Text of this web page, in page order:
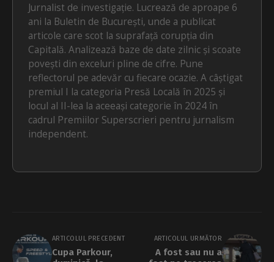
Jurnalist de investigație. Lucrează de aproape 6
ani la Buletin de București, unde a publicat
articole care scot la suprafață corupția din
Capitală. Analizează baze de date zilnic și scoate
povești din exceluri pline de cifre. Pune
reflectorul pe adevăr cu fiecare ocazie. A câștigat
premiul I la categoria Presă Locală în 2025 și
locul al II-lea la aceeași categorie în 2024 în
cadrul Premiilor Superscrieri pentru jurnalism
independent.
ARTICOLUL PRECEDENT
Cupa Parkour,
ARTICOLUL URMĂTOR
A fost sau nu a